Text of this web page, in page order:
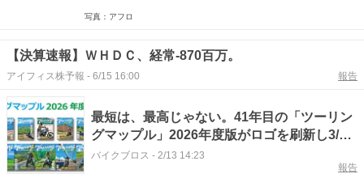
写真：アフロ
【決算速報】ＷＨＤＣ、経常-870百万。
アイフィス株予報 - 6/15 16:00 報告
最短は、最高じゃない。41年目の「ツーリン
グマップル」2026年度版がロゴを刷新し3/13
発売！
バイクブロス - 2/13 14:23
報告